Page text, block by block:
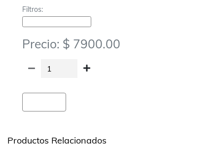
Filtros:
Precio: $ 7900.00
Productos Relacionados